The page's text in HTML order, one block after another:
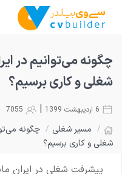
چگونه می‌توانیم در
شغلی و کاری برسیم؟
|
/ مسیر شغلی / چگونه
شغلی و کاری برسیم؟
پیشرفت شغلی در ایران